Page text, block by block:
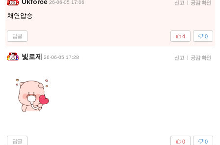
Ukforce 26-06-05 17:06 신고 공감 확인
채연압승
답글 0
4
빛로제 26-06-05 17:28 신고 공감 확인
답글 0
0